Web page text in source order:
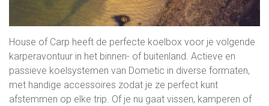
House of Carp heeft de perfecte koelbox voor je volgende
karperavontuur in het binnen- of buitenland. Actieve en
passieve koelsystemen van Dometic in diverse formaten,
met handige accessoires zodat je ze perfect kunt
afstemmen op elke trip. Of je nu gaat vissen, kamperen of